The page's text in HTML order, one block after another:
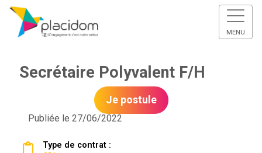
MENU
Secrétaire Polyvalent F/H
Je postule
Publiée le 27/06/2022
Type de contrat :